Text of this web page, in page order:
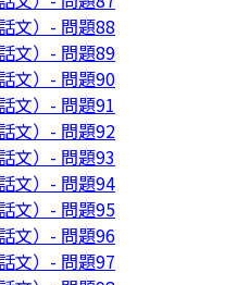
文）- 問題88
文）- 問題89
文）- 問題90
文）- 問題91
文）- 問題92
文）- 問題93
文）- 問題94
文）- 問題95
文）- 問題96
文）- 問題97